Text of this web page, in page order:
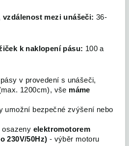
vzdálenost mezi unášeči:36-
k naklopení pásu: 100 a
v provedení s unášeči,
1200cm), vše máme
umožní bezpečné zvýšení nebo
osazeny elektromotorem
230V/50Hz) - výběr motoru